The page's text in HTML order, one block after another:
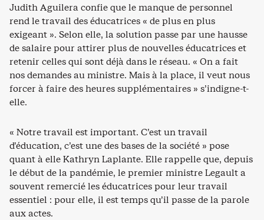
Judith Aguilera confie que le manque de personnel
rend le travail des éducatrices « de plus en plus
exigeant ». Selon elle, la solution passe par une hausse
de salaire pour attirer plus de nouvelles éducatrices et
retenir celles qui sont déjà dans le réseau. « On a fait
nos demandes au ministre. Mais à la place, il veut nous
forcer à faire des heures supplémentaires » s’indigne-t-
elle.
« Notre travail est important. C’est un travail
d’éducation, c’est une des bases de la société » pose
quant à elle Kathryn Laplante. Elle rappelle que, depuis
le début de la pandémie, le premier ministre Legault a
souvent remercié les éducatrices pour leur travail
essentiel : pour elle, il est temps qu’il passe de la parole
aux actes.